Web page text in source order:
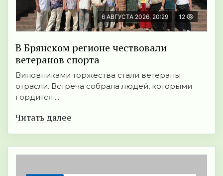
6 АВГУСТА 2026, 20:29 12
В Брянском регионе чествовали
ветеранов спорта
Виновниками торжества стали ветераны
отрасли. Встреча собрала людей, которыми
гордится ...
Читать далее